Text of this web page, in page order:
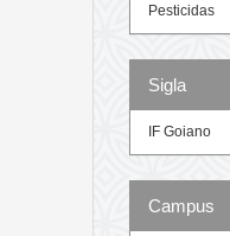
Pesticidas
Sigla
IF Goiano
Campus